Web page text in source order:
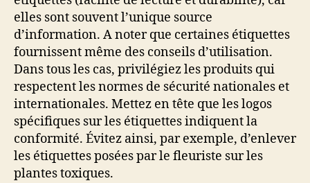
elles sont souvent l’unique source
d’information. A noter que certaines étiquettes
fournissent même des conseils d’utilisation.
Dans tous les cas, privilégiez les produits qui
respectent les normes de sécurité nationales et
internationales. Mettez en tête que les logos
spécifiques sur les étiquettes indiquent la
conformité. Évitez ainsi, par exemple, d’enlever
les étiquettes posées par le fleuriste sur les
plantes toxiques.